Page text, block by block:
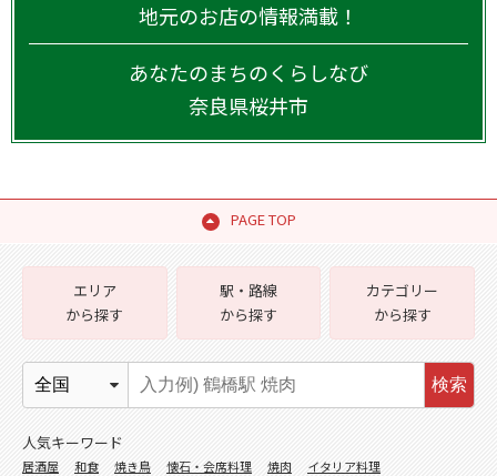
地元のお店の情報満載！
あなたのまちのくらしなび
奈良県桜井市
PAGE TOP
エリア
から探す
駅・路線
から探す
カテゴリー
から探す
検索
人気キーワード
居酒屋 和食 焼き鳥 懐石・会席料理 焼肉
イタリア料理